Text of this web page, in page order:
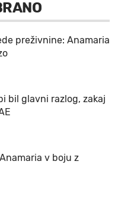
preživnine: Anamaria
bil glavni razlog, zakaj
v boju z